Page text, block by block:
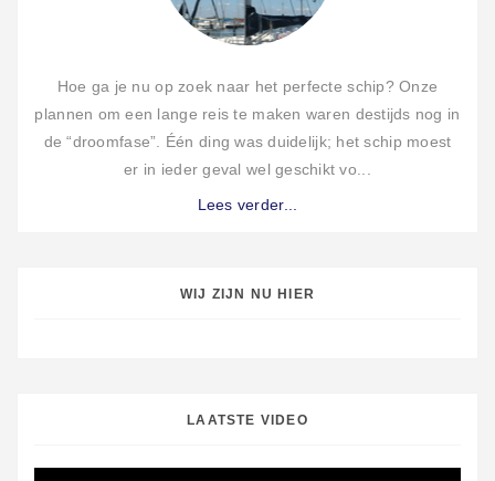
Hoe ga je nu op zoek naar het perfecte schip? Onze
plannen om een lange reis te maken waren destijds nog in
de “droomfase”. Één ding was duidelijk; het schip moest
er in ieder geval wel geschikt vo...
Lees verder...
WIJ ZIJN NU HIER
LAATSTE VIDEO